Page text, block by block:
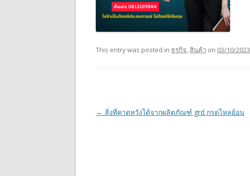
This entry was posted in ธุรกิจ, สินค้า on 03/10/2023
Post navigation
← สิ่งที่คาดหวังได้จากผลิตภัณฑ์ grd กรดไหลย้อน